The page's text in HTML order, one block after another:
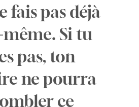
fais pas déjà
Si tu
pas, ton
ne pourra
ce